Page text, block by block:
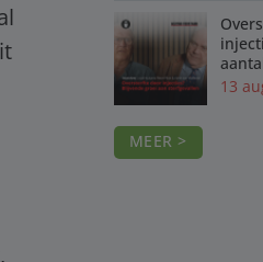
13
MEER >